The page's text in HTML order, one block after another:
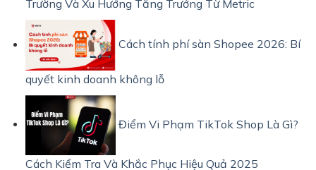
Trường Và Xu Hướng Tăng Trưởng Từ Metric
Cách tính phí sàn Shopee 2026: Bí
quyết kinh doanh không lỗ
Điểm Vi Phạm TikTok Shop Là Gì?
Cách Kiểm Tra Và Khắc Phục Hiệu Quả 2025